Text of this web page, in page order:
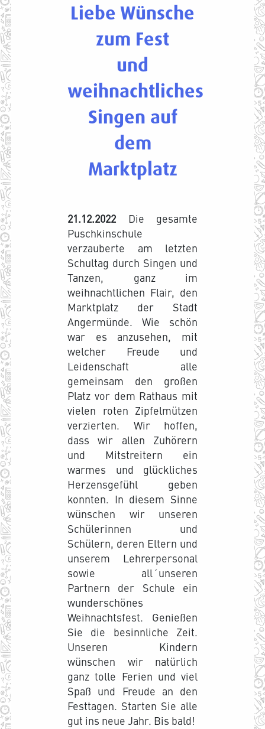
Liebe Wünsche
zum Fest
und
weihnachtliches
Singen auf
dem
Marktplatz
21.12.2022 Die gesamte
Puschkinschule
verzauberte am letzten
Schultag durch Singen und
Tanzen, ganz im
weihnachtlichen Flair, den
Marktplatz der Stadt
Angermünde. Wie schön
war es anzusehen, mit
welcher Freude und
Leidenschaft alle
gemeinsam den großen
Platz vor dem Rathaus mit
vielen roten Zipfelmützen
verzierten. Wir hoffen,
dass wir allen Zuhörern
und Mitstreitern ein
warmes und glückliches
Herzensgefühl geben
konnten. In diesem Sinne
wünschen wir unseren
Schülerinnen und
Schülern, deren Eltern und
unserem Lehrerpersonal
sowie all´unseren
Partnern der Schule ein
wunderschönes
Weihnachtsfest. Genießen
Sie die besinnliche Zeit.
Unseren Kindern
wünschen wir natürlich
ganz tolle Ferien und viel
Spaß und Freude an den
Festtagen. Starten Sie alle
gut ins neue Jahr. Bis bald!